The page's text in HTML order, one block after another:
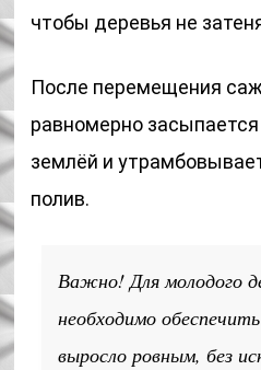
чтобы деревья не
После перемещения
равномерно
землёй и
полив.
Важно! Для молодого
необходимо
выросло ровным, без